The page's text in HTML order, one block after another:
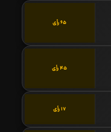
65 رأی
45 رأی
17 رأی